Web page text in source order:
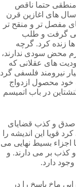
منطقی حتما ناقص
های اغازین قرن
مفصل تر و منقح تر
گرفت و طلب
ها زنده کرد. گرچه
محض سودی ندارند،
های عقلانی که
نیرومند فلسفی گرد
خود محصول ازدواج
در باب اتمیسم
صدق و کذب قضایای
این اندیشه را
اجزاء بسیط نهایی می
کذب بر می دارند. و
دارد.
ماخ پاسخ را در